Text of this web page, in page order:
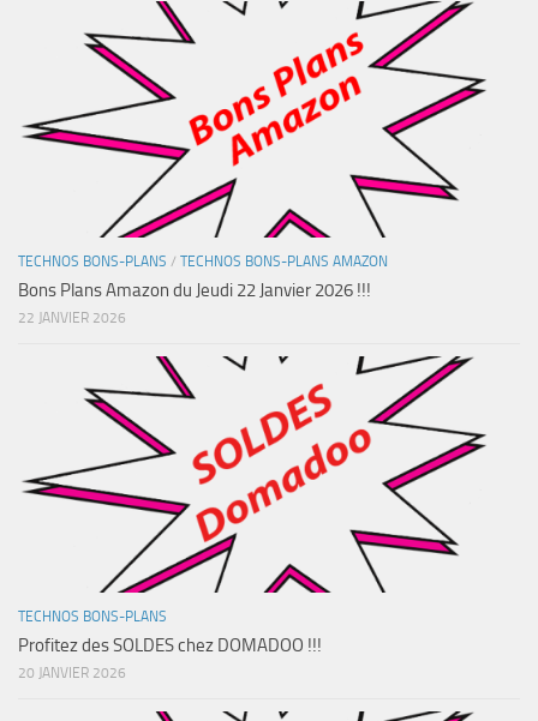
TECHNOS BONS-PLANS / TECHNOS BONS-PLANS AMAZON
Bons Plans Amazon du Jeudi 22 Janvier 2026 !!!
22 JANVIER 2026
TECHNOS BONS-PLANS
Profitez des SOLDES chez DOMADOO !!!
20 JANVIER 2026